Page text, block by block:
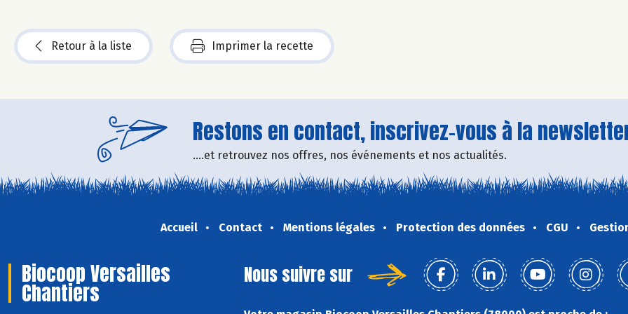
Retour à la liste Imprimer la recette
Restons en contact, inscrivez-vous à la
....et retrouvez nos offres, nos événements et nos actualités.
Accueil Contact Mentions légales Protection des données CGU
Biocoop Versailles
Chantiers
Nous suivre sur